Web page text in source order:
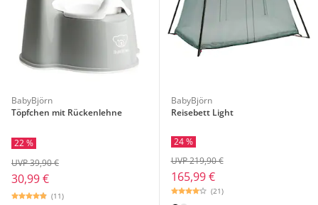
BabyBjörn
Töpfchen mit Rückenlehne
22 %
30,99 €
UVP 39,90 €
(11)
BabyBjörn
Reisebett Light
24 %
165,99 €
UVP 219,90 €
(21)